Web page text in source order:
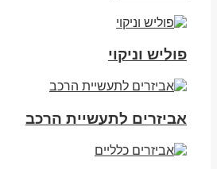
פוליש וניקוי
אביזרים לתעשיית הרכב